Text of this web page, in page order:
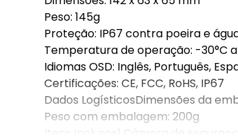
Peso: 145g
Proteção: IP67 contra poeira e
Temperatura de operação: -30°C
Idiomas OSD: Inglês, Português,
Certificações: CE, FCC, RoHS, IP67
Dados LogísticosDimensões da
Peso com embalagem: 200g
Itens Inclusos1 Câmera de